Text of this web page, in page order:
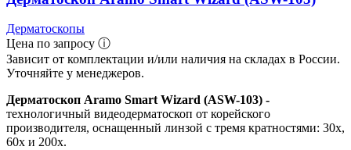
Дерматоскопы
Цена по запросу ⓘ
Зависит от комплектации и/или наличия на складах в России.
Уточняйте у менеджеров.
Дерматоскоп Aramo Smart Wizard (ASW-103) -
технологичный видеодерматоскоп от корейского
производителя, оснащенный линзой с тремя кратностями: 30x,
60x и 200x.